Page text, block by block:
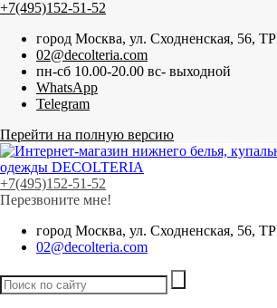
+7(495)152-51-52
город Москва, ул. Сходненская, 56,
02@decolteria.com
пн-сб 10.00-20.00 вс- выходной
WhatsApp
Telegram
Перейти на полную версию
+7(495)152-51-52
Перезвоните мне!
город Москва, ул. Сходненская, 56,
02@decolteria.com